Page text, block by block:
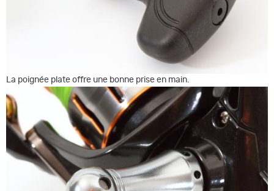
La poignée plate offre une bonne prise en main.